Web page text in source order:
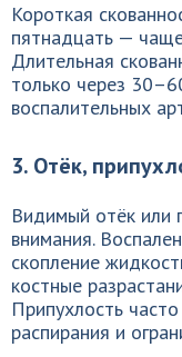
Короткая
пятнадцать — чаще
Длительная
только через
воспалительных
3. Отёк,
Видимый отёк или
внимания.
скопление
костные
Припухлость
распирания и